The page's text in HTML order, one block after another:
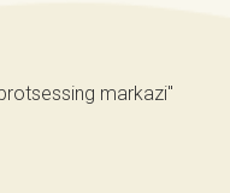
markazi"